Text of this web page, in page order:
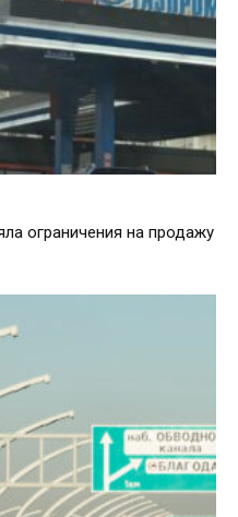
ограничения на продажу